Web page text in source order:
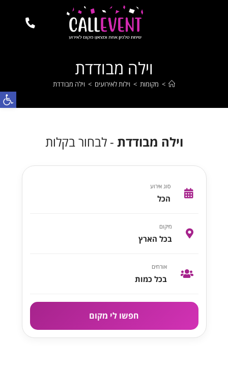
וילה מבודדת
> מקומות > וילות לאירועים > וילה מבודדת
וילה מבודדת - לבחור בקלות
סוג אירוע
הכל
מיקום
בכל הארץ
אורחים
בכל כמות
חפשו לי מקום